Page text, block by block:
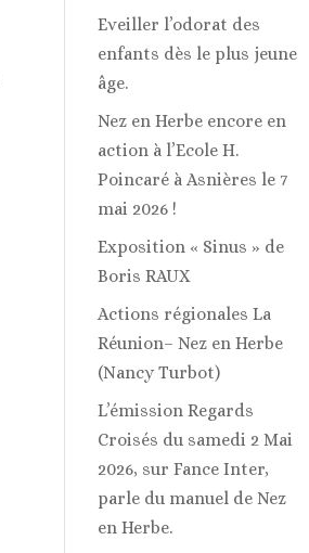
Eveiller l’odorat des
enfants dès le plus jeune
âge.
Nez en Herbe encore en
action à l’Ecole H.
Poincaré à Asnières le 7
mai 2026 !
Exposition « Sinus » de
Boris RAUX
Actions régionales La
Réunion– Nez en Herbe
(Nancy Turbot)
L’émission Regards
Croisés du samedi 2 Mai
2026, sur Fance Inter,
parle du manuel de Nez
en Herbe.